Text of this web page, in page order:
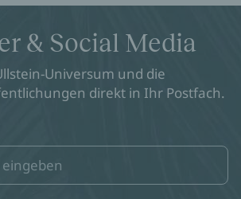
& Social Media
Universum und die
direkt in Ihr Postfach.